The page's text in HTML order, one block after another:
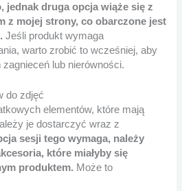
jednak druga opcja wiąże się z
z mojej strony, co obarczone jest
Jeśli produkt wymaga
warto zrobić to wcześniej, aby
lub nierówności.
do zdjęć
elementów, które mają
je dostarczyć wraz z
sesji tego wymaga, należy
które miałyby się
produktem. Może to